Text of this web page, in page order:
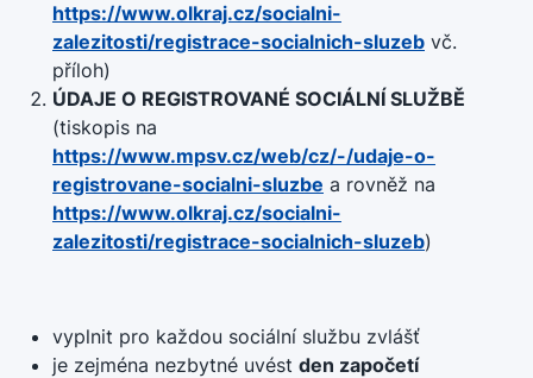
https://www.olkraj.cz/socialni-
zalezitosti/registrace-socialnich-sluzeb vč.
příloh)
ÚDAJE O REGISTROVANÉ SOCIÁLNÍ SLUŽBĚ
(tiskopis na
https://www.mpsv.cz/web/cz/-/udaje-o-
registrovane-socialni-sluzbe a rovněž na
https://www.olkraj.cz/socialni-
zalezitosti/registrace-socialnich-sluzeb)
vyplnit pro každou sociální službu zvlášť
je zejména nezbytné uvést den započetí